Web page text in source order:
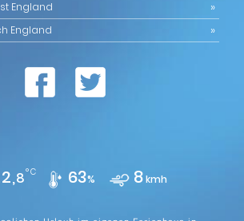
England
England
8°C 63% 8kmh